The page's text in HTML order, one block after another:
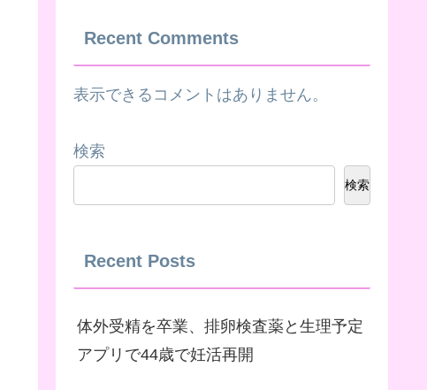
Recent Comments
表示できるコメントはありません。
検索
検索
Recent Posts
体外受精を卒業、排卵検査薬と生理予定
アプリで44歳で妊活再開